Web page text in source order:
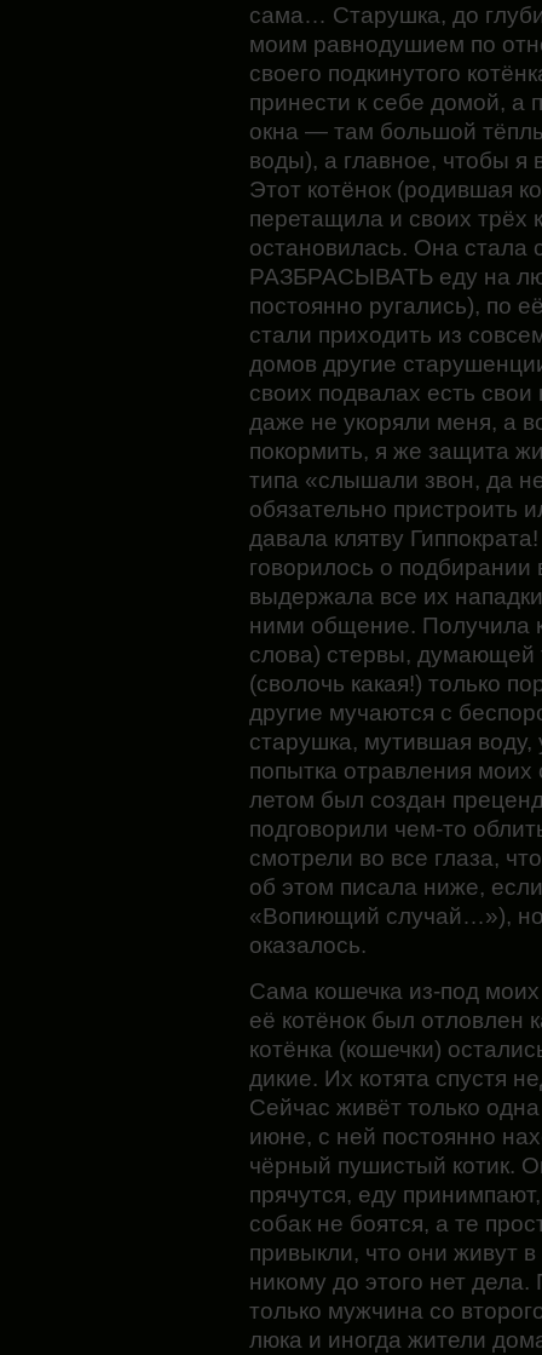
сама… Старушка, до
моим равнодушием по
своего подкинутого
принести к себе домой, а
окна — там большой
воды), а главное, чтобы я
Этот котёнок (родившая
перетащила и своих трёх
остановилась. Она стала
РАЗБРАСЫВАТЬ еду на
постоянно ругались), по
стали приходить из
домов другие
своих подвалах есть
даже не укоряли меня, а
покормить, я же защита
типа «слышали звон, да
обязательно пристроить
давала клятву
говорилось о подбирании
выдержала все их
ними общение. Получила
слова) стервы, думающей
(сволочь какая!) только
другие мучаются с
старушка, мутившая
попытка отравления
летом был создан
подговорили чем-то
смотрели во все глаза,
об этом писала ниже,
«Вопиющий случай…»),
оказалось.
Сама кошечка из-под
её котёнок был отловлен
котёнка (кошечки)
дикие. Их котята спустя
Сейчас живёт только
июне, с ней постоянно
чёрный пушистый котик.
прячутся, еду
собак не боятся, а те
привыкли, что они живут
никому до этого нет
только мужчина со
люка и иногда жители